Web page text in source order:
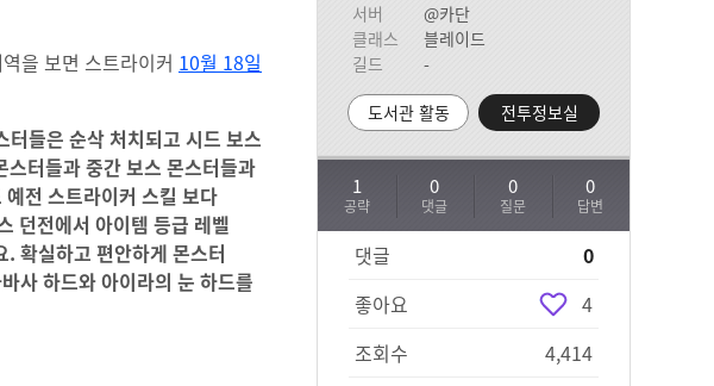
서버
@카단
클래스
블레이드
길드
-
도서관 활동 전투정보실
공략
1
댓글
0
질문
0
답변
0
댓글
0
좋아요
4
조회수
4,414
을 보면 스트라이커 10월 18일
들은 순삭 처치되고 시드 보스
터들과 중간 보스 몬스터들과
전 스트라이커 스킬 보다
던전에서 아이템 등급 레벨
확실하고 편안하게 몬스터
사 하드와 아이라의 눈 하드를